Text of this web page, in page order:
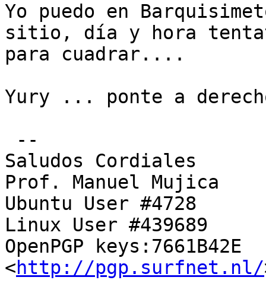
Yo puedo en
sitio, día y hora
para cuadrar....
Yury ... ponte a
Saludos Cordiales
Prof. Manuel Mujica
Ubuntu User #4728
Linux User #439689
OpenPGP keys:7661B42E
<http://pgp.surfnet.nl/